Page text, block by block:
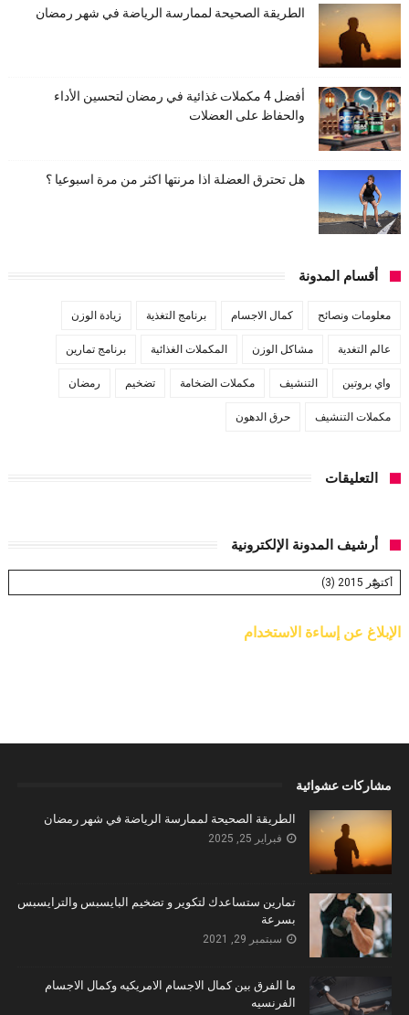
الطريقة الصحيحة لممارسة الرياضة في شهر رمضان
أفضل 4 مكملات غذائية في رمضان لتحسين الأداء
والحفاظ على العضلات
هل تحترق العضلة اذا مرنتها اكثر من مرة اسبوعيا ؟
أقسام المدونة
معلومات ونصائح كمال الاجسام برنامج التغذية زيادة الوزن
عالم التغدية مشاكل الوزن المكملات الغذائية برنامج تمارين
واي بروتين التنشيف مكملات الضخامة تضخيم رمضان
مكملات التنشيف حرق الدهون
التعليقات
أرشيف المدونة الإلكترونية
الإبلاغ عن إساءة الاستخدام
مشاركات عشوائية
الطريقة الصحيحة لممارسة الرياضة في شهر رمضان
فبراير 25, 2025
تمارين ستساعدك لتكوير و تضخيم البايسبس والترايسبس
بسرعة
سبتمبر 29, 2021
ما الفرق بين كمال الاجسام الامريكيه وكمال الاجسام
الفرنسيه